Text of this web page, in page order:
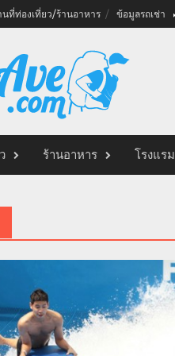
นที่ท่องเที่ยว/ร้านอาหาร ข้อมูลรถเช่า
ร้านอาหาร โรงแรม